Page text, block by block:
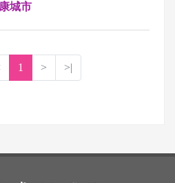
城市
1 > >|